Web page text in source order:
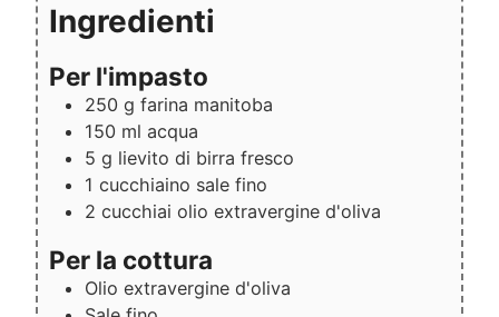
Ingredienti
Per l'impasto
250 g farina manitoba
150 ml acqua
5 g lievito di birra fresco
1 cucchiaino sale fino
2 cucchiai olio extravergine d'oliva
Per la cottura
Olio extravergine d'oliva